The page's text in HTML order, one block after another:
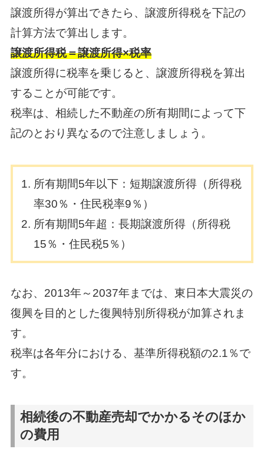
譲渡所得が算出できたら、譲渡所得税を下記の
計算方法で算出します。
譲渡所得税＝譲渡所得×税率
譲渡所得に税率を乗じると、譲渡所得税を算出
することが可能です。
税率は、相続した不動産の所有期間によって下
記のとおり異なるので注意しましょう。
所有期間5年以下：短期譲渡所得（所得税
率30％・住民税率9％）
所有期間5年超：長期譲渡所得（所得税
15％・住民税5％）
なお、2013年～2037年までは、東日本大震災の
復興を目的とした復興特別所得税が加算されま
す。
税率は各年分における、基準所得税額の2.1％で
す。
相続後の不動産売却でかかるそのほか
の費用